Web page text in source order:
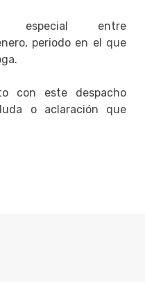
especial entre
periodo en el que
con este despacho
o aclaración que